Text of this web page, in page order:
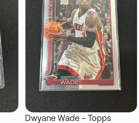
Dwyane Wade - Topps